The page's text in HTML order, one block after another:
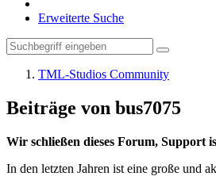
Erweiterte Suche
TML-Studios Community
Beiträge von bus7075
Wir schließen dieses Forum, Support
In den letzten Jahren ist eine große und